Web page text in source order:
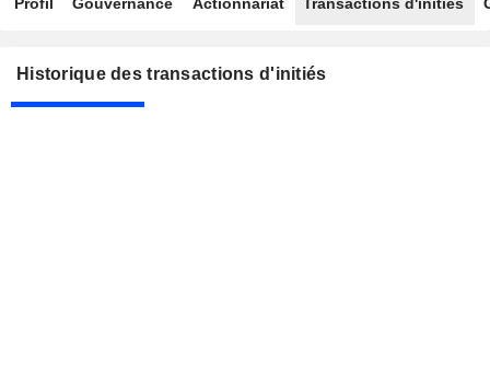
Historique des transactions d'initiés